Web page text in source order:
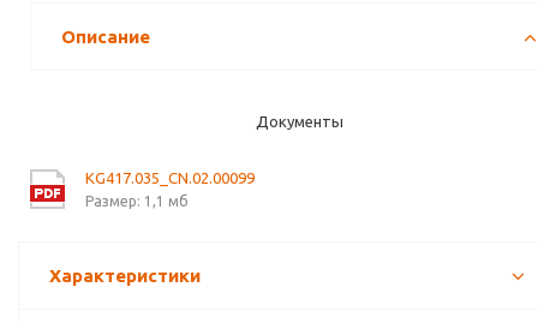
Описание
Документы
KG417.035_CN.02.00099
Размер: 1,1 мб
Характеристики